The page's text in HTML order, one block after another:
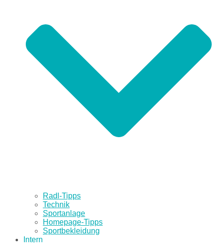
Radl-Tipps
Technik
Sportanlage
Homepage-Tipps
Sportbekleidung
Intern